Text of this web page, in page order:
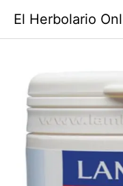
contenido
El Herbolario